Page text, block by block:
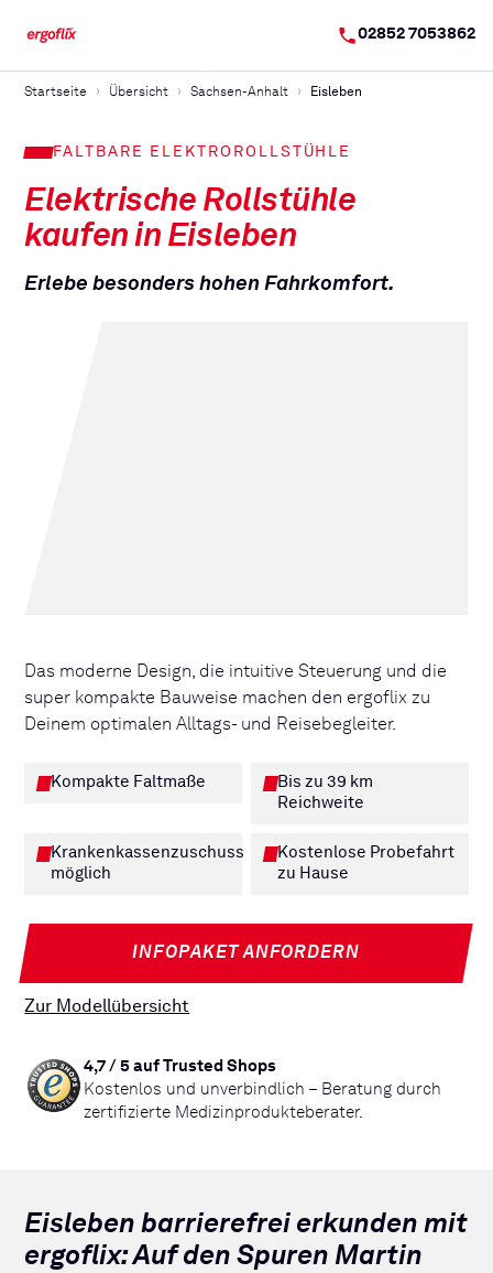
02852 7053862
Startseite Übersicht Sachsen-Anhalt Eisleben
FALTBARE ELEKTROROLLSTÜHLE
Elektrische Rollstühle
kaufen in Eisleben
Erlebe besonders hohen Fahrkomfort.
Das moderne Design, die intuitive Steuerung und die
super kompakte Bauweise machen den ergoflix zu
Deinem optimalen Alltags- und Reisebegleiter.
Kompakte Faltmaße
Bis zu 39 km
Reichweite
Krankenkassenzuschuss
möglich
Kostenlose Probefahrt
zu Hause
INFOPAKET ANFORDERN
Zur Modellübersicht
4,7 / 5 auf Trusted Shops
Kostenlos und unverbindlich – Beratung durch
zertifizierte Medizinprodukteberater.
Eisleben barrierefrei erkunden mit
ergoflix: Auf den Spuren Martin